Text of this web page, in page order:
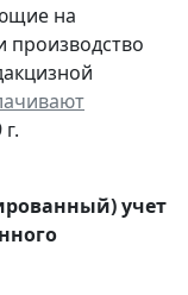
на
производство
учет